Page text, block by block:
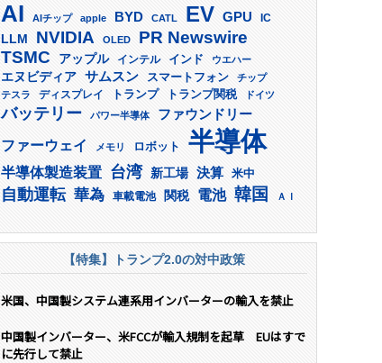
AI AIチップ apple BYD CATL EV GPU IC
LLM NVIDIA OLED PR Newswire
TSMC アップル インテル インド ウエハー
エヌビディア サムスン スマートフォン
チップ
テスラ
ディスプレイ トランプ トランプ関税 ドイツ
バッテリー パワー半導体 ファウンドリー
ファーウェイ メモリ ロボット 半導体
半導体製造装置 台湾 新工場 決算 米中
自動運転 華為 車載電池 関税 電池 韓国 ＡＩ
【特集】トランプ2.0の対中政策
米国、中国製システム連系用インバーターの輸入を禁止
中国製インバーター、米FCCが輸入規制を起草 EUはすで
に先行して禁止